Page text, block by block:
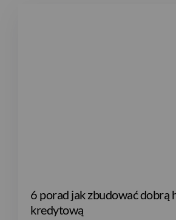
6 porad jak zbudować dobrą
kredytową